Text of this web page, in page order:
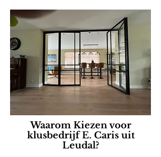
Waarom Kiezen voor
klusbedrijf E. Caris uit
Leudal?